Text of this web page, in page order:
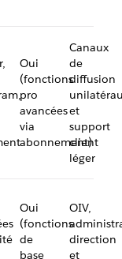
Oui
(fonctions
pro
avancées
via
abonnement)
Canaux
de
diffusion
et
support
client
léger
Oui
(fonctions
de
base
OIV,
direction
et